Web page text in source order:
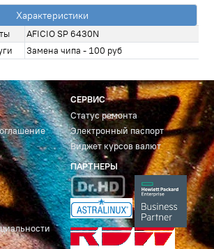
Характеристики
AFICIO SP 6430N
Замена чипа - 100 руб
СЕРВИС
Статус ремонта
Электронный паспорт
Виджет курсов валют
ПАРТНЕРЫ